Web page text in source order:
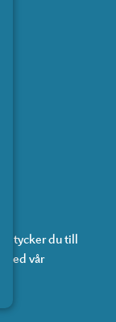
du till
vår